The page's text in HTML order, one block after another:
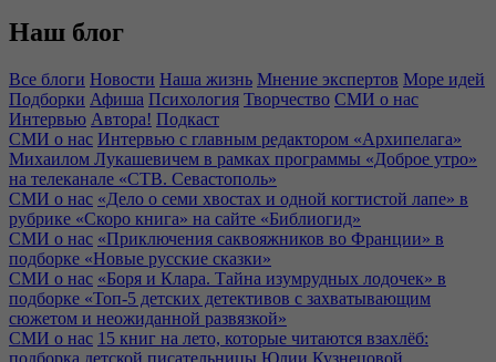
Наш блог
Все блоги Новости Наша жизнь Мнение экспертов Море идей
Подборки Афиша Психология Творчество СМИ о нас
Интервью Автора! Подкаст
СМИ о нас Интервью с главным редактором «Архипелага»
Михаилом Лукашевичем в рамках программы «Доброе утро»
на телеканале «СТВ. Севастополь»
СМИ о нас «Дело о семи хвостах и одной когтистой лапе» в
рубрике «Скоро книга» на сайте «Библиогид»
СМИ о нас «Приключения саквояжников во Франции» в
подборке «Новые русские сказки»
СМИ о нас «Боря и Клара. Тайна изумрудных лодочек» в
подборке «Топ-5 детских детективов с захватывающим
сюжетом и неожиданной развязкой»
СМИ о нас 15 книг на лето, которые читаются взахлёб: